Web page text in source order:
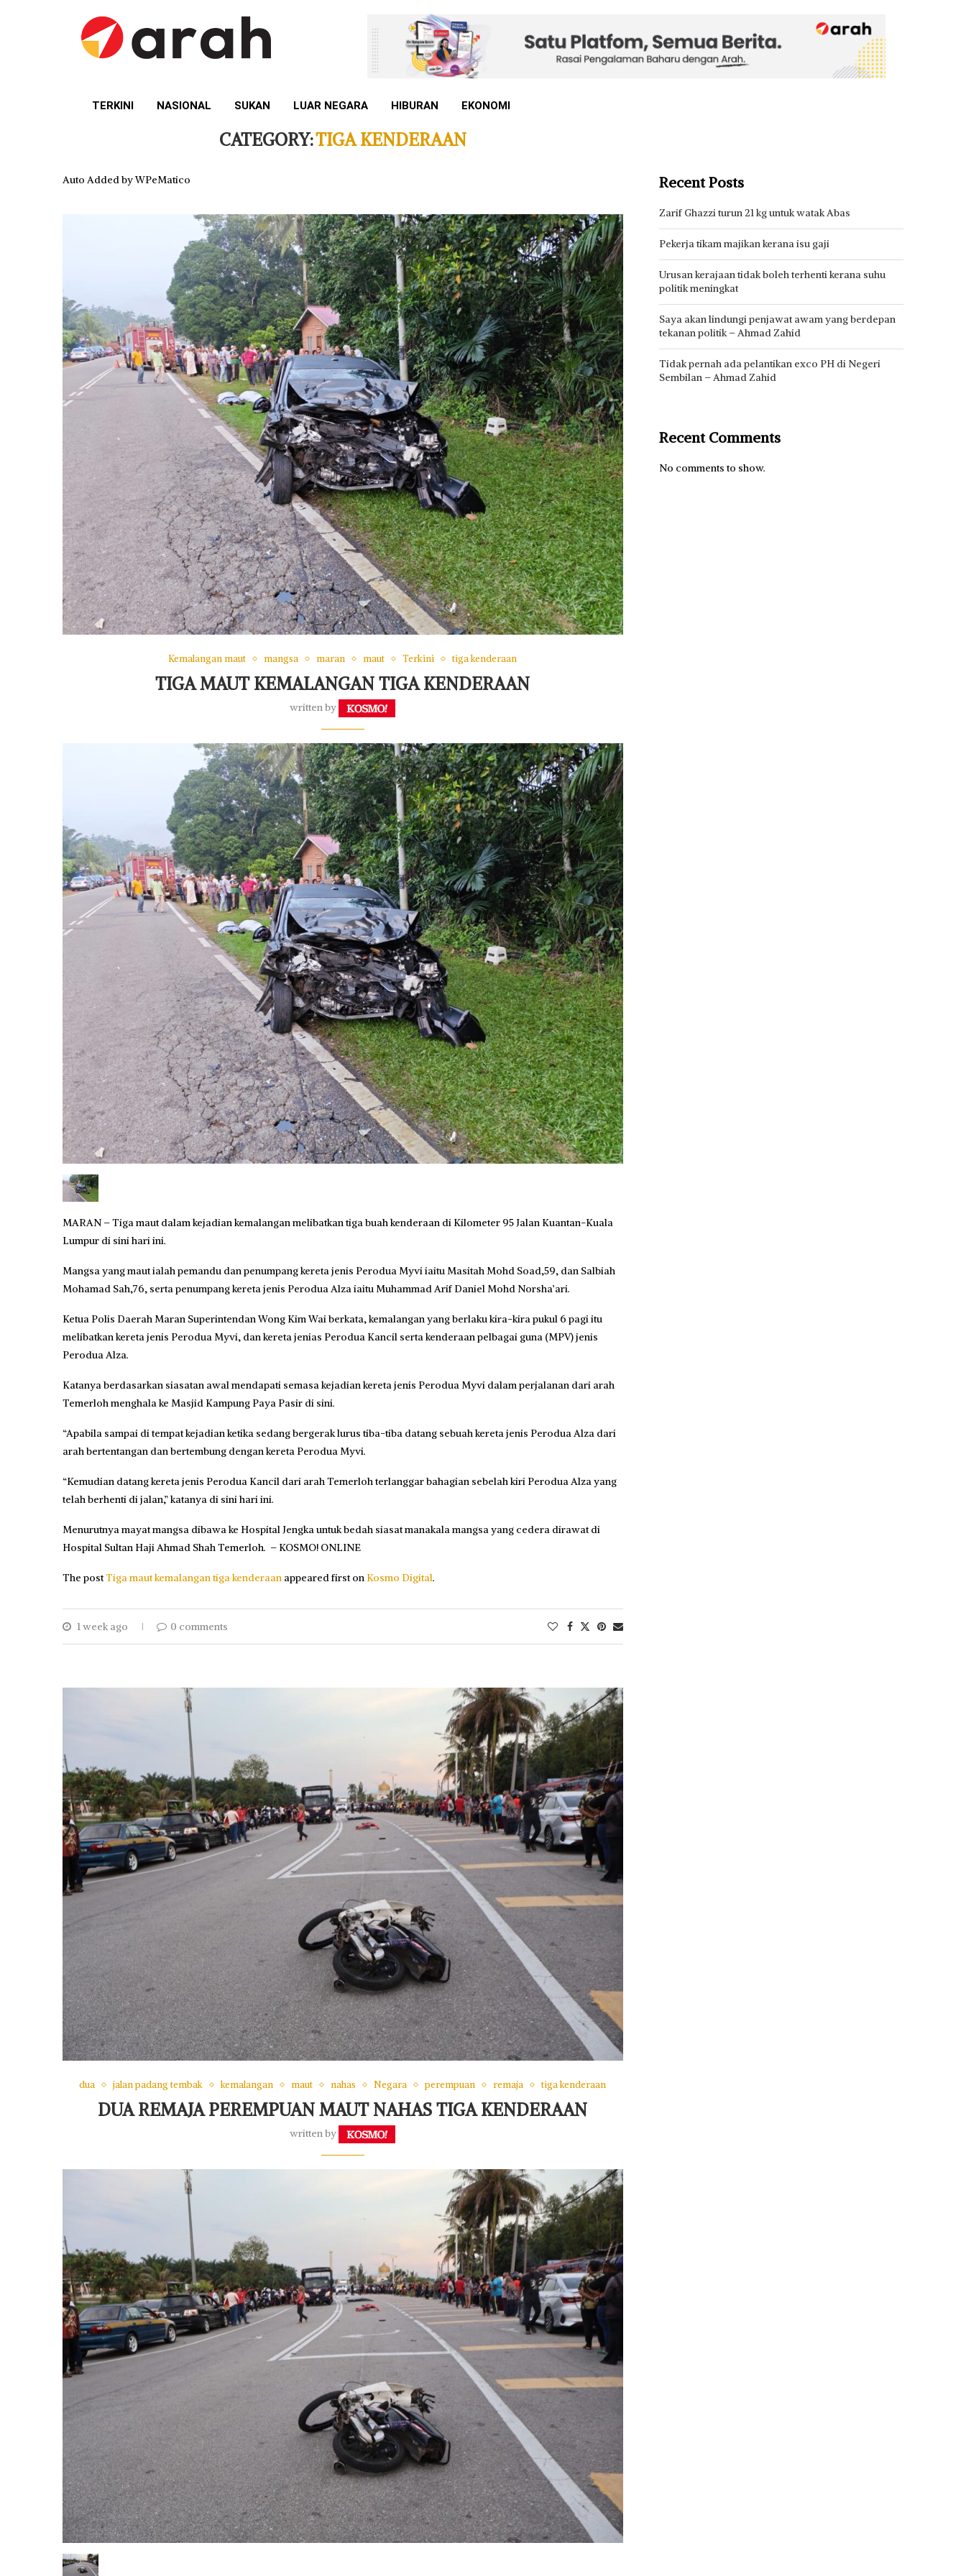
TERKINI NASIONAL SUKAN LUAR NEGARA HIBURAN EKONOMI
CATEGORY:TIGA KENDERAAN
Auto Added by WPeMatico
Kemalangan maut mangsa maran maut Terkini tiga kenderaan
TIGA MAUT KEMALANGAN TIGA KENDERAAN
written by
MARAN – Tiga maut dalam kejadian kemalangan melibatkan tiga buah kenderaan di Kilometer 95 Jalan Kuantan-Kuala
Lumpur di sini hari ini.
Mangsa yang maut ialah pemandu dan penumpang kereta jenis Perodua Myvi iaitu Masitah Mohd Soad,59, dan Salbiah
Mohamad Sah,76, serta penumpang kereta jenis Perodua Alza iaitu Muhammad Arif Daniel Mohd Norsha’ari.
Ketua Polis Daerah Maran Superintendan Wong Kim Wai berkata, kemalangan yang berlaku kira-kira pukul 6 pagi itu
melibatkan kereta jenis Perodua Myvi, dan kereta jenias Perodua Kancil serta kenderaan pelbagai guna (MPV) jenis
Perodua Alza.
Katanya berdasarkan siasatan awal mendapati semasa kejadian kereta jenis Perodua Myvi dalam perjalanan dari arah
Temerloh menghala ke Masjid Kampung Paya Pasir di sini.
“Apabila sampai di tempat kejadian ketika sedang bergerak lurus tiba-tiba datang sebuah kereta jenis Perodua Alza dari
arah bertentangan dan bertembung dengan kereta Perodua Myvi.
“Kemudian datang kereta jenis Perodua Kancil dari arah Temerloh terlanggar bahagian sebelah kiri Perodua Alza yang
telah berhenti di jalan,” katanya di sini hari ini.
Menurutnya mayat mangsa dibawa ke Hospital Jengka untuk bedah siasat manakala mangsa yang cedera dirawat di
Hospital Sultan Haji Ahmad Shah Temerloh. – KOSMO! ONLINE
The postTiga maut kemalangan tiga kenderaan appeared first on Kosmo Digital.
1 week ago 0 comments
dua jalan padang tembak kemalangan maut nahas Negara perempuan remaja tiga kenderaan
DUA REMAJA PEREMPUAN MAUT NAHAS TIGA KENDERAAN
written by
Recent Posts
Zarif Ghazzi turun 21 kg untuk watak Abas
Pekerja tikam majikan kerana isu gaji
Urusan kerajaan tidak boleh terhenti kerana suhu
politik meningkat
Saya akan lindungi penjawat awam yang berdepan
tekanan politik – Ahmad Zahid
Tidak pernah ada pelantikan exco PH di Negeri
Sembilan – Ahmad Zahid
Recent Comments
No comments to show.